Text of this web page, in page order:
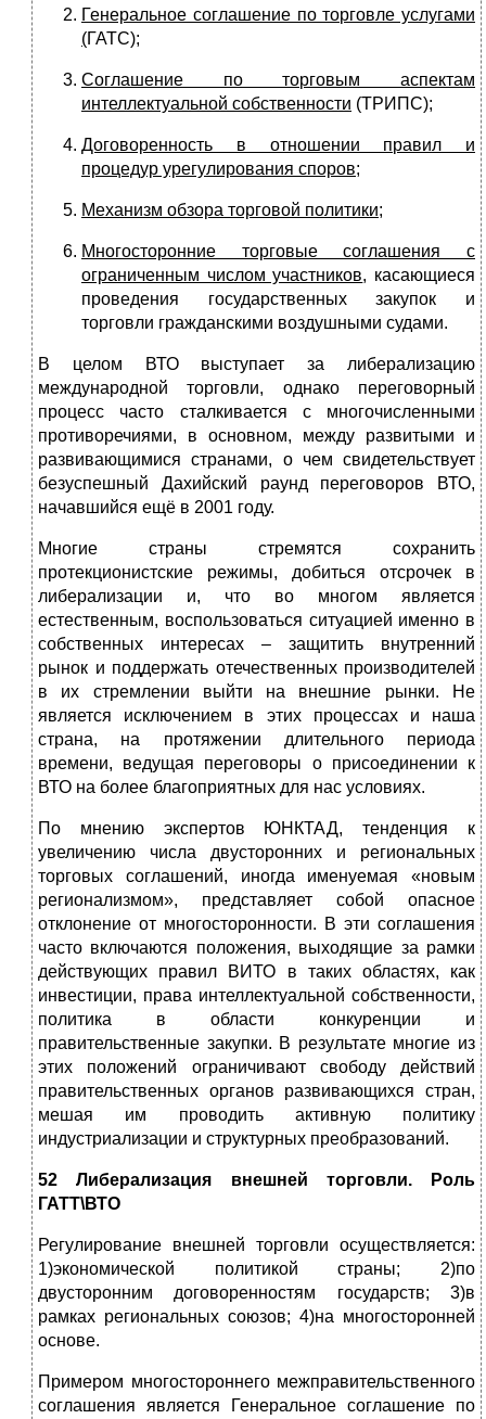
Генеральное соглашение по торговле услугами
(ГАТС);
Соглашение по торговым аспектам
интеллектуальной собственности (ТРИПС);
Договоренность в отношении правил и
процедур урегулирования споров;
Механизм обзора торговой политики;
Многосторонние торговые соглашения с
ограниченным числом участников, касающиеся
проведения государственных закупок и
торговли гражданскими воздушными судами.
В целом ВТО выступает за либерализацию
международной торговли, однако переговорный
процесс часто сталкивается с многочисленными
противоречиями, в основном, между развитыми и
развивающимися странами, о чем свидетельствует
безуспешный Дахийский раунд переговоров ВТО,
начавшийся ещё в 2001 году.
Многие страны стремятся сохранить
протекционистские режимы, добиться отсрочек в
либерализации и, что во многом является
естественным, воспользоваться ситуацией именно в
собственных интересах – защитить внутренний
рынок и поддержать отечественных производителей
в их стремлении выйти на внешние рынки. Не
является исключением в этих процессах и наша
страна, на протяжении длительного периода
времени, ведущая переговоры о присоединении к
ВТО на более благоприятных для нас условиях.
По мнению экспертов ЮНКТАД, тенденция к
увеличению числа двусторонних и региональных
торговых соглашений, иногда именуемая «новым
регионализмом», представляет собой опасное
отклонение от многосторонности. В эти соглашения
часто включаются положения, выходящие за рамки
действующих правил ВИТО в таких областях, как
инвестиции, права интеллектуальной собственности,
политика в области конкуренции и
правительственные закупки. В результате многие из
этих положений ограничивают свободу действий
правительственных органов развивающихся стран,
мешая им проводить активную политику
индустриализации и структурных преобразований.
52 Либерализация внешней торговли. Роль
ГАТТ\ВТО
Регулирование внешней торговли осуществляется:
1)экономической политикой страны; 2)по
двусторонним договоренностям государств; 3)в
рамках региональных союзов; 4)на многосторонней
основе.
Примером многостороннего межправительственного
соглашения является Генеральное соглашение по